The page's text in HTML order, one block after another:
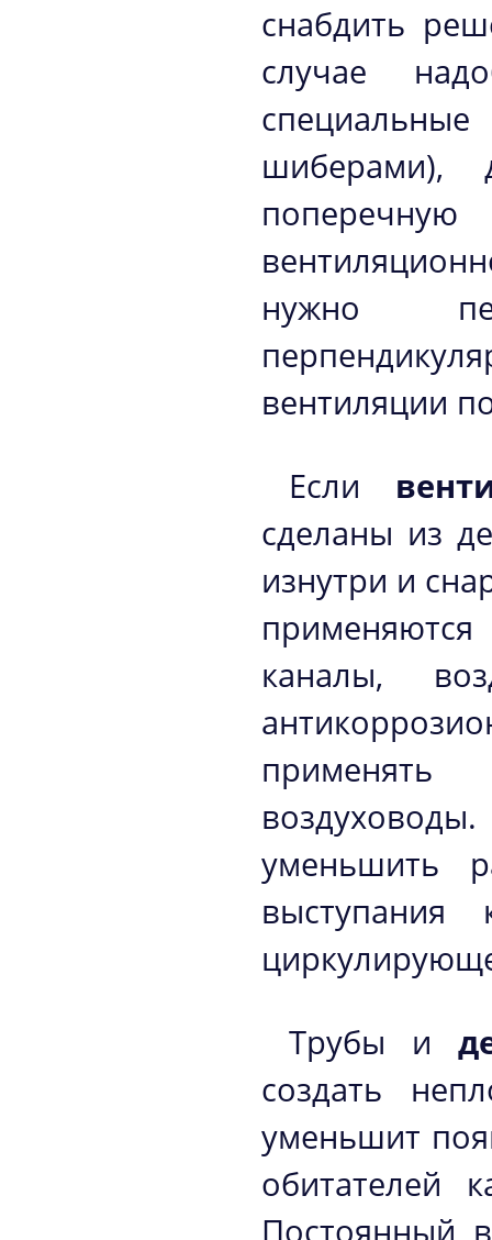
снабдить
случае
шиберами),
нужно
вентиляции
Если
сделаны из
изнутри и
каналы,
уменьшить
выступания
Трубы и
создать
уменьшит
обитателей
Постоянный